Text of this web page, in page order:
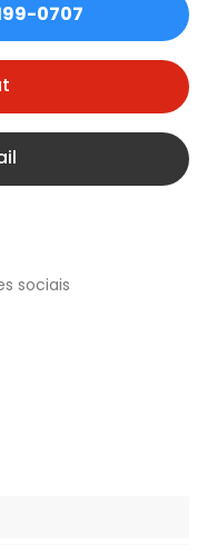
0707
sociais